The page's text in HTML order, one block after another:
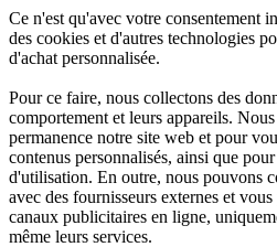
Ce n'est qu'avec votre consentement
des cookies et d'autres technologies
d'achat personnalisée.
Pour ce faire, nous collectons des
comportement et leurs appareils.
permanence notre site web et pour
contenus personnalisés, ainsi que
d'utilisation. En outre, nous pouvons
avec des fournisseurs externes et
canaux publicitaires en ligne,
même leurs services.